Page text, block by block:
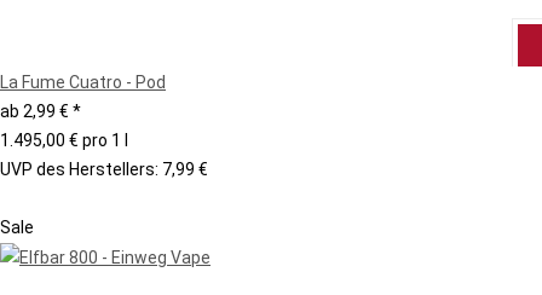
La Fume Cuatro - Pod
ab 2,99 € *
1.495,00 € pro 1 l
UVP des Herstellers: 7,99 €
Sale